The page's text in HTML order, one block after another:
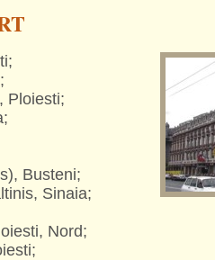
Ploiesti;
Busteni;
Sinaia;
Nord;